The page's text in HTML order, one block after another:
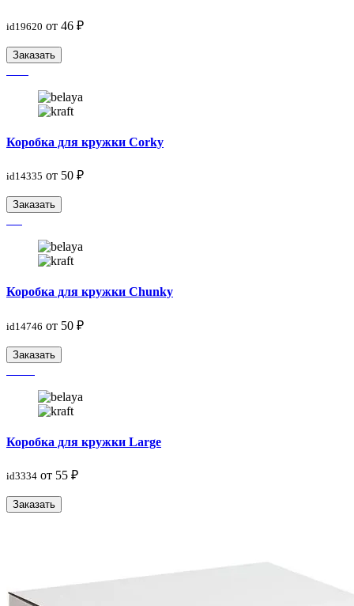
id19620 от 46 ₽
Заказать
Коробка для кружки Corky
id14335 от 50 ₽
Заказать
Коробка для кружки Chunky
id14746 от 50 ₽
Заказать
Коробка для кружки Large
id3334 от 55 ₽
Заказать